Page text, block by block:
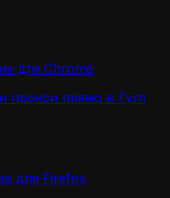
для Chrome
прокси прямо в Гугл
для Firefox